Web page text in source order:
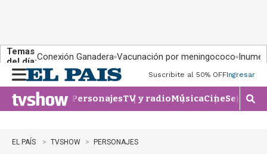
Temas
del día:Conexión Ganadera Vacunación por meningococo
n
u
Suscribite al 50% OFFIngresar
PersonajesTV y radioMúsicaCineSeries
M
o
EL PAÍS TVSHOW PERSONAJES